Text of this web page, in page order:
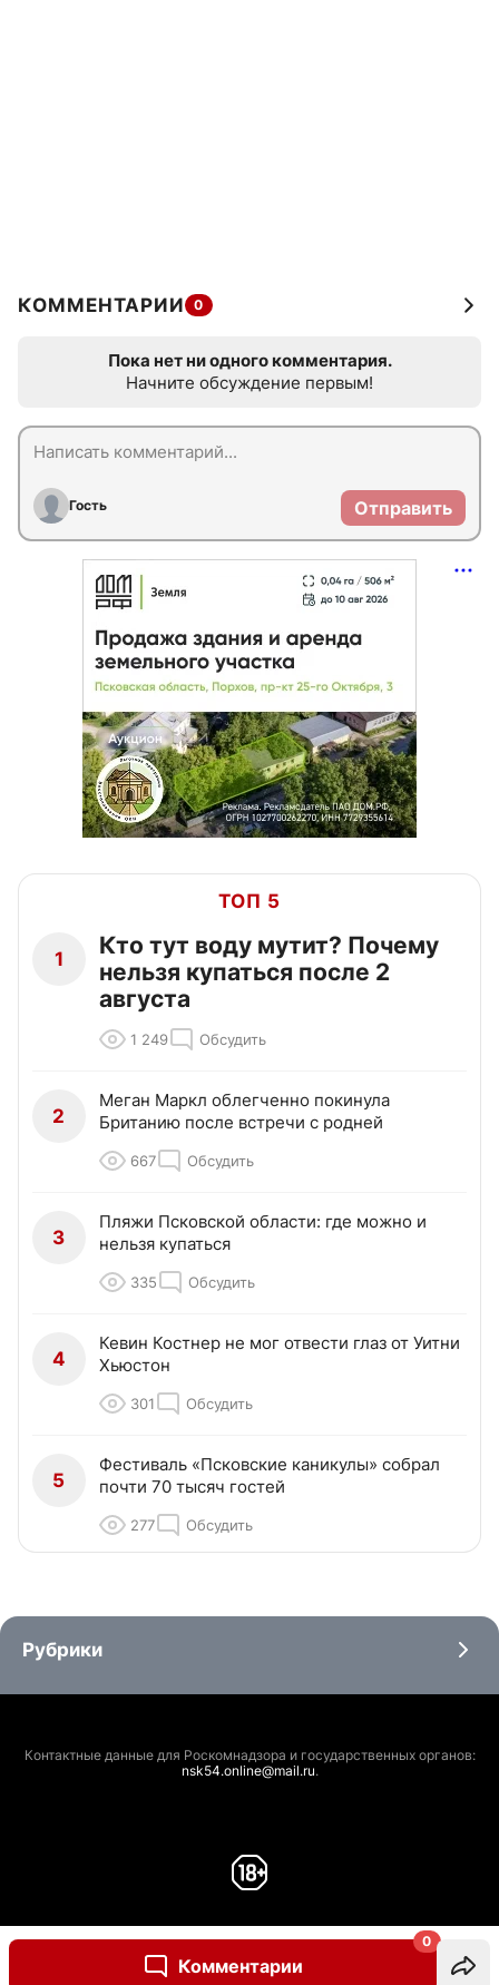
Комментарии
0
КОММЕНТАРИИ 0
Пока нет ни одного комментария.
Начните обсуждение первым!
Гость Отправить
ТОП 5
1
Кто тут воду мутит? Почему
нельзя купаться после 2
августа
1 249 Обсудить
2
Меган Маркл облегченно покинула
Британию после встречи с родней
667 Обсудить
3
Пляжи Псковской области: где можно и
нельзя купаться
335 Обсудить
4
Кевин Костнер не мог отвести глаз от Уитни
Хьюстон
301 Обсудить
5
Фестиваль «Псковские каникулы» собрал
почти 70 тысяч гостей
277 Обсудить
Рубрики
Контактные данные для Роскомнадзора и государственных органов:
nsk54.online@mail.ru.